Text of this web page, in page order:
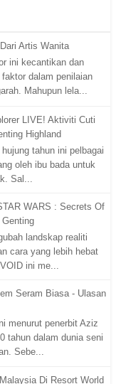
Artis Wanita
ini kecantikan dan
dalam penilaian
Mahupun lela...
LIVE! Aktiviti Cuti
Highland
tahun ini pelbagai
oleh ibu bada untuk
Sal...
WARS : Secrets Of
landskap realiti
cara yang lebih hebat
ini me...
Seram Biasa - Ulasan
menurut penerbit Aziz
tahun dalam dunia seni
Sebe...
Di Resort World